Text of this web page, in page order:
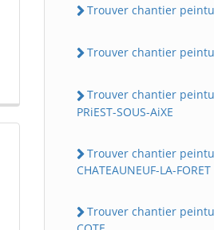
Trouver chantier
Trouver chantier
Trouver chantier
PRiEST-SOUS-AiXE
Trouver chantier
CHATEAUNEUF-LA-FORET
Trouver chantier